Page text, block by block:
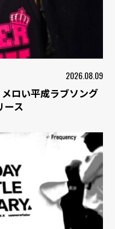
2026.08.09
ロい平成ラブソング
ース